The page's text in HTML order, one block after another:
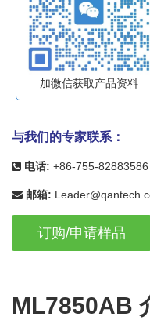
加微信获取产品资料
与我们的专家联系：
电话: +86-755-82883586
邮箱:
订购/申请样品
ML7850AB